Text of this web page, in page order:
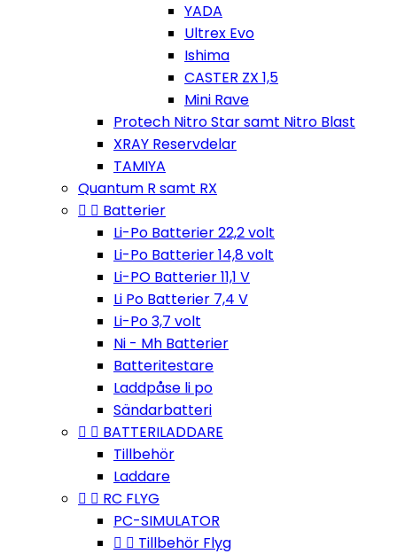
YADA
Ultrex Evo
Ishima
CASTER ZX 1,5
Mini Rave
Protech Nitro Star samt Nitro Blast
XRAY Reservdelar
TAMIYA
Quantum R samt RX
  Batterier
Li-Po Batterier 22,2 volt
Li-Po Batterier 14,8 volt
Li-PO Batterier 11,1 V
Li Po Batterier 7,4 V
Li-Po 3,7 volt
Ni - Mh Batterier
Batteritestare
Laddpåse li po
Sändarbatteri
  BATTERILADDARE
Tillbehör
Laddare
  RC FLYG
PC-SIMULATOR
  Tillbehör Flyg